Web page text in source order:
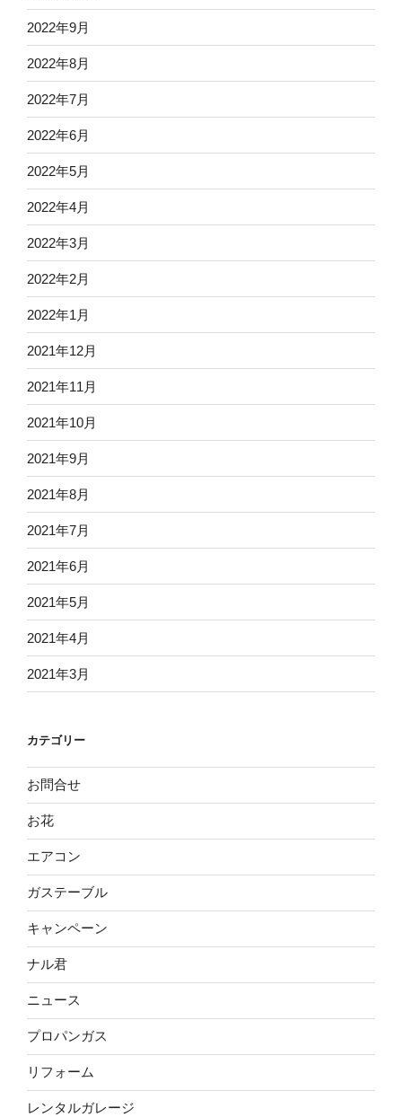
2022年9月
2022年8月
2022年7月
2022年6月
2022年5月
2022年4月
2022年3月
2022年2月
2022年1月
2021年12月
2021年11月
2021年10月
2021年9月
2021年8月
2021年7月
2021年6月
2021年5月
2021年4月
2021年3月
カテゴリー
お問合せ
お花
エアコン
ガステーブル
キャンペーン
ナル君
ニュース
プロパンガス
リフォーム
レンタルガレージ